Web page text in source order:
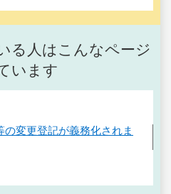
る人はこんなページ
います
変更登記が義務化されま